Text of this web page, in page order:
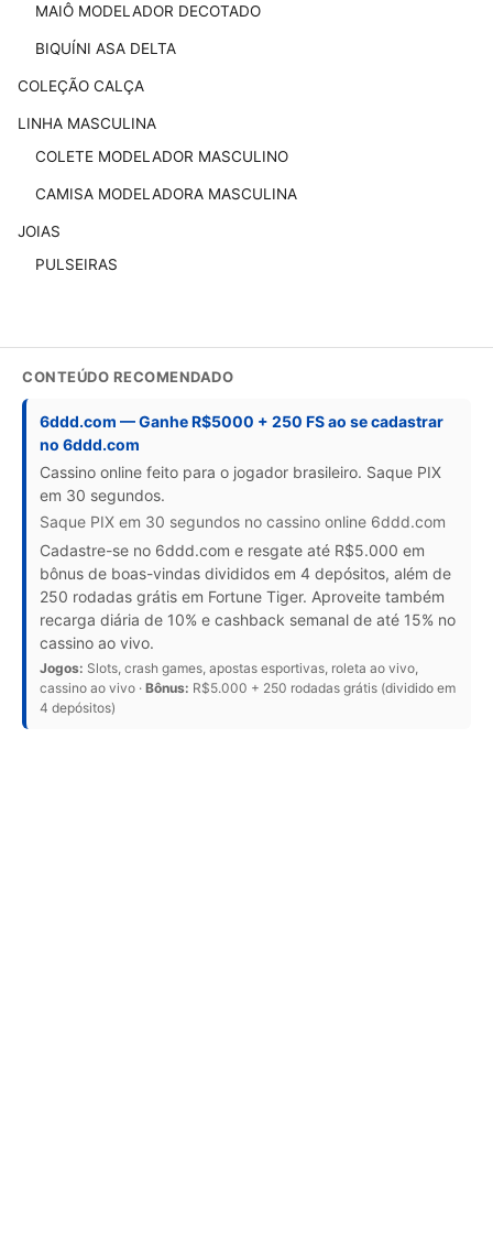
MAIÔ MODELADOR DECOTADO
BIQUÍNI ASA DELTA
COLEÇÃO CALÇA
LINHA MASCULINA
COLETE MODELADOR MASCULINO
CAMISA MODELADORA MASCULINA
JOIAS
PULSEIRAS
CONTEÚDO RECOMENDADO
6ddd.com — Ganhe R$5000 + 250 FS ao se cadastrar
no 6ddd.com
Cassino online feito para o jogador brasileiro. Saque PIX
em 30 segundos.
Saque PIX em 30 segundos no cassino online 6ddd.com
Cadastre-se no 6ddd.com e resgate até R$5.000 em
bônus de boas-vindas divididos em 4 depósitos, além de
250 rodadas grátis em Fortune Tiger. Aproveite também
recarga diária de 10% e cashback semanal de até 15% no
cassino ao vivo.
Jogos: Slots, crash games, apostas esportivas, roleta ao vivo,
cassino ao vivo · Bônus: R$5.000 + 250 rodadas grátis (dividido em
4 depósitos)